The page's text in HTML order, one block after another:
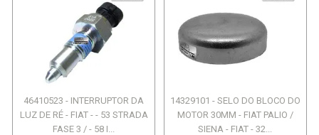
46410523 - INTERRUPTOR DA
LUZ DE RÉ - FIAT - - 53 STRADA
FASE 3 / - 58 I...
14329101 - SELO DO BLOCO DO
MOTOR 30MM - FIAT PALIO /
SIENA - FIAT - 32...